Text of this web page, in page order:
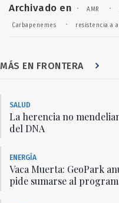
Archivado en · AMR ·
Carbapenemes · resistencia a
MÁS EN FRONTERA
SALUD
La herencia no
del DNA
ENERGÍA
Vaca Muerta: GeoPark
pide sumarse al